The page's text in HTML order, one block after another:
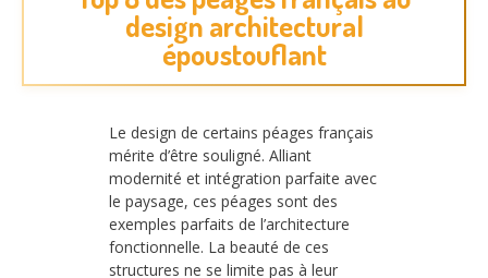
design architectural
époustouflant
Le design de certains péages français
mérite d’être souligné. Alliant
modernité et intégration parfaite avec
le paysage, ces péages sont des
exemples parfaits de l’architecture
fonctionnelle. La beauté de ces
structures ne se limite pas à leur